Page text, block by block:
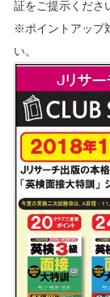
証をご提示くださ
※ポイントアップ
い。